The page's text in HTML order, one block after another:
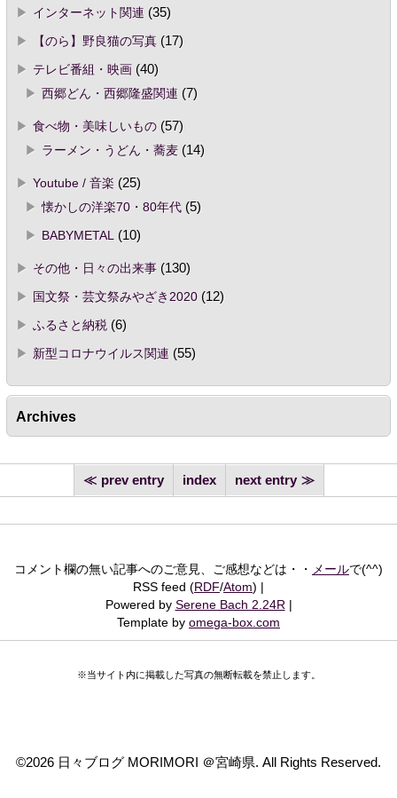
インターネット関連 (35)
【のら】野良猫の写真(17)
テレビ番組・映画(40)
西郷どん・西郷隆盛関連 (7)
食べ物・美味しいもの(57)
ラーメン・うどん・蕎麦(14)
Youtube / 音楽 (25)
懐かしの洋楽70・80年代(5)
BABYMETAL
(10)
その他・日々の出来事(130)
国文祭・芸文祭みやざき2020(12)
ふるさと納税(6)
新型コロナウイルス関連 (55)
Archives
prev entry index next entry
コメント欄の無い記事へのご意見、ご感想などは・・ メールで(^^)
RSS feed (RDF/Atom)
Powered by Serene Bach 2.24R
Template by omega-box.com
※当サイト内に掲載した写真の無断転載を禁止します。
©2026 日々ブログ MORIMORI ＠宮崎県. All Rights Reserved.